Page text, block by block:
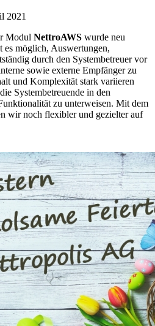
2021
Modul NettroAWS wurde neu
es möglich, Auswertungen,
durch den Systembetreuer vor
sowie externe Empfänger zu
und Komplexität stark variieren
Systembetreuende in den
zu unterweisen. Mit dem
wir noch flexibler und gezielter auf